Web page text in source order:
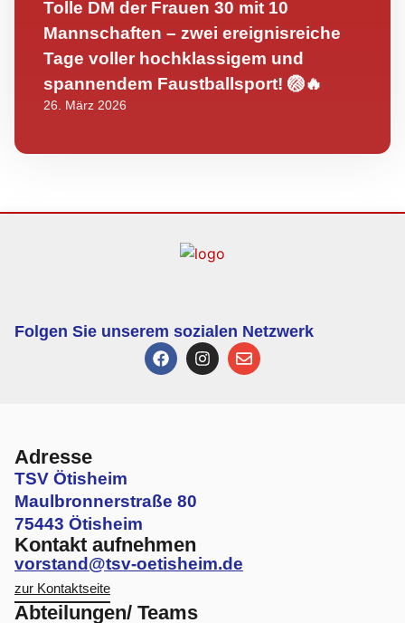
Tolle DM der Frauen 30 mit 10
Mannschaften – zwei ereignisreiche
Tage voller hochklassigem und
spannendem Faustballsport! 🏐🔥
26. März 2026
Folgen Sie unserem sozialen Netzwerk
Adresse
TSV Ötisheim
Maulbronnerstraße 80
75443 Ötisheim
Kontakt aufnehmen
vorstand@tsv-oetisheim.de
zur Kontaktseite
Abteilungen/ Teams